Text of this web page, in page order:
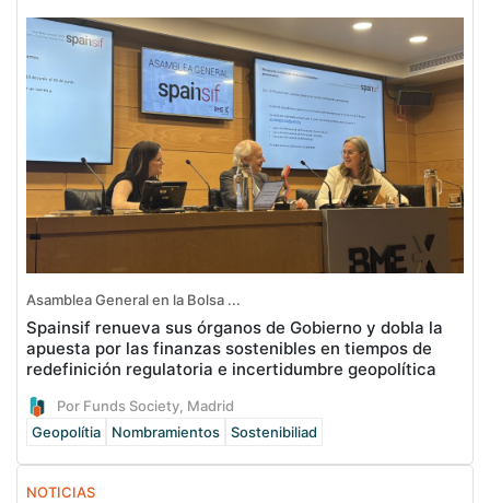
Asamblea General en la Bolsa ...
Spainsif renueva sus órganos de Gobierno y dobla la
apuesta por las finanzas sostenibles en tiempos de
redefinición regulatoria e incertidumbre geopolítica
Por Funds Society, Madrid
Geopolítia
Nombramientos Sostenibiliad
NOTICIAS